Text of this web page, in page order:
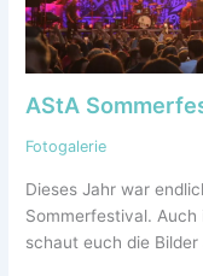
AStA
Fotogalerie
Dieses Jahr war
Sommerfestival.
schaut euch die Bilder